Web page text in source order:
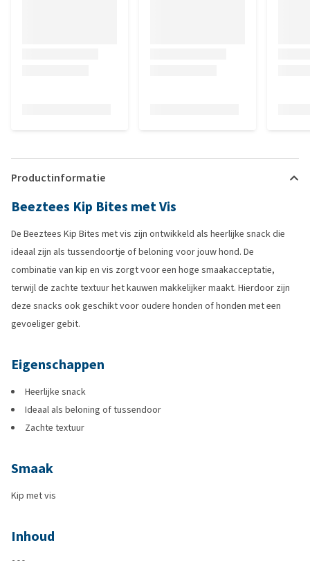
Productinformatie
Beeztees Kip Bites met Vis
De Beeztees Kip Bites met vis zijn ontwikkeld als heerlijke snack die
ideaal zijn als tussendoortje of beloning voor jouw hond. De
combinatie van kip en vis zorgt voor een hoge smaakacceptatie,
terwijl de zachte textuur het kauwen makkelijker maakt. Hierdoor zijn
deze snacks ook geschikt voor oudere honden of honden met een
gevoeliger gebit.
Eigenschappen
Heerlijke snack
Ideaal als beloning of tussendoor
Zachte textuur
Smaak
Kip met vis
Inhoud